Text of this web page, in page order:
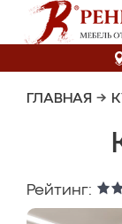
ГЛАВНАЯ →
Рейтинг: